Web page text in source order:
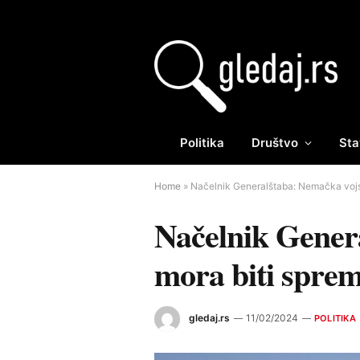
Politika Društvo
Home » Načelnik Generalštaba: Nemačka
Načelnik
mora biti
gledaj.rs 11/02/2024 POLITIKA